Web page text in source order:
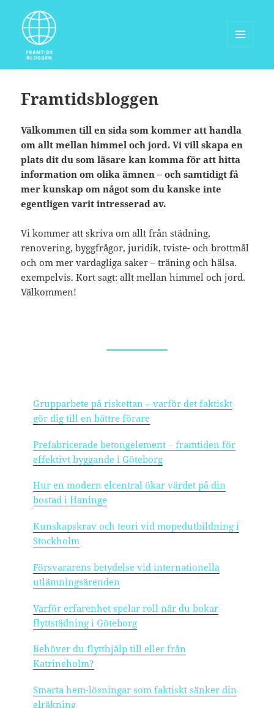
WIDGETS
Framtidsbloggen
Välkommen till en sida som kommer att handla
om allt mellan himmel och jord. Vi vill skapa en
plats dit du som läsare kan komma för att hitta
information om olika ämnen – och samtidigt få
mer kunskap om något som du kanske inte
egentligen varit intresserad av.
Vi kommer att skriva om allt från städning,
renovering, byggfrågor, juridik, tviste- och brottmål
och om mer vardagliga saker – träning och hälsa.
exempelvis. Kort sagt: allt mellan himmel och jord.
Välkommen!
Grupparbete på riskettan – varför det faktiskt
gör dig till en bättre förare
Prefabricerade betongelement – framtiden för
effektivt byggande i Göteborg
Hur en modern elcentral ökar värdet på din
bostad i Haninge
Kunskapskrav och teori vid mopedutbildning i
Stockholm
Försvararens betydelse vid internationella
utlämningsärenden
Varför erfarenhet spelar roll när du bokar
flyttstädning i Göteborg
Behöver du flytthjälp till eller från
Katrineholm?
Smarta hem-lösningar som faktiskt sänker din
elräkning